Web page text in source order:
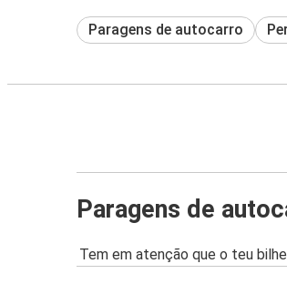
Paragens de autocarro
Paragens de
Tem em atenção que o teu